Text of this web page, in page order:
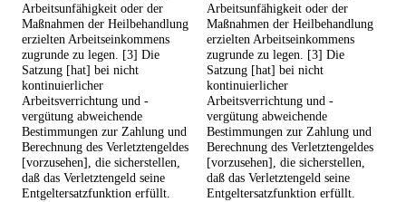
Arbeitsunfähigkeit oder der
Maßnahmen der Heilbehandlung
erzielten Arbeitseinkommens
zugrunde zu legen. [3] Die
Satzung [hat] bei nicht
kontinuierlicher
Arbeitsverrichtung und -
vergütung abweichende
Bestimmungen zur Zahlung und
Berechnung des Verletztengeldes
[vorzusehen], die sicherstellen,
daß das Verletztengeld seine
Entgeltersatzfunktion erfüllt.
Arbeitsunfähigkeit oder der
Maßnahmen der Heilbehandlung
erzielten Arbeitseinkommens
zugrunde zu legen. [3] Die
Satzung [hat] bei nicht
kontinuierlicher
Arbeitsverrichtung und -
vergütung abweichende
Bestimmungen zur Zahlung und
Berechnung des Verletztengeldes
[vorzusehen], die sicherstellen,
daß das Verletztengeld seine
Entgeltersatzfunktion erfüllt.